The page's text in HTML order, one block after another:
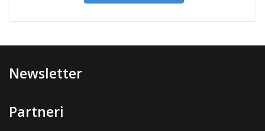
Newsletter
Partneri